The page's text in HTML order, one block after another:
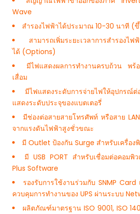
Wave
สำรองไฟฟ้าได้ประมาณ 10-30 นาที (
สามารถเพิ่มระยะเวลาการสำรองไฟ
ได้ (Options)
มีไฟแสดงผลการทำงานครบถ้วน พร้อ
เสื่อม
มีไฟแสดงระดับการจ่ายไฟให้อุปกร
แสดงระดับประจุของแบตเตอรี่
มีช่องต่อสายสายโทรศัพท์ หรือสาย
จากแรงดันไฟฟ้าสูงชั่วขณะ
มี Outlet ป้องกัน Surge สำหรับเครื่อง
มี USB PORT สำหรับเชื่อมต่อคอมพิ
Plus Software
รองรับการใช้งานร่วมกับ SNMP Card
ควบคุมการทำงานของ UPS ผ่านระบบ
ผลิตภัณฑ์มาตรฐาน ISO 9001, ISO